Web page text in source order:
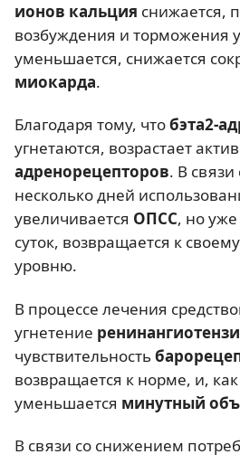
ионов кальция снижается,
возбуждения и торможения
уменьшается, снижается
миокарда.
Благодаря тому, чтобэта2-
угнетаются, возрастает
адренорецепторов. В
несколько дней
увеличивается ОПСС, но уже
суток, возвращается к
уровню.
В процессе лечения
угнетение
чувствительность
возвращается к норме, и,
уменьшается минутный
В связи со снижением